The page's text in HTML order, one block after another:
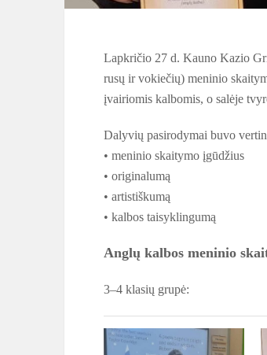
Lapkričio 27 d. Kauno Kazio
rusų ir vokiečių) meninio
įvairiomis kalbomis, o salėje
Dalyvių pasirodymai buvo
• meninio skaitymo įgūdžius
• originalumą
• artistiškumą
• kalbos taisyklingumą
Anglų kalbos meninio
3–4 klasių grupė: